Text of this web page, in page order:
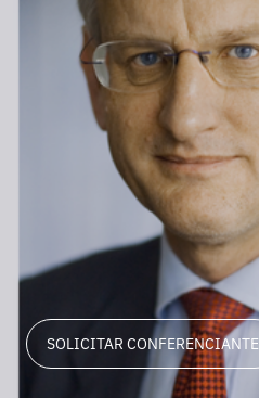
SOLICITAR CONFERENCIANTE